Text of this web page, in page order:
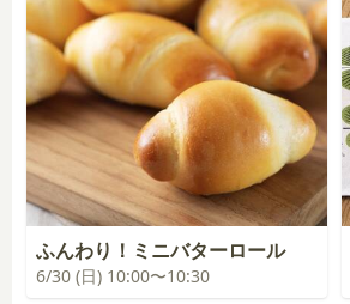
ふんわり！ミニバターロール
6/30 (日) 10:00〜10:30